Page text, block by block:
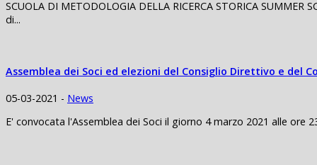
SCUOLA DI METODOLOGIA DELLA RICERCA STORICA
di...
Assemblea dei Soci ed elezioni del Consiglio Direttivo e del
05-03-2021 - News
E' convocata l'Assemblea dei Soci il giorno 4 marzo 2021 alle ore